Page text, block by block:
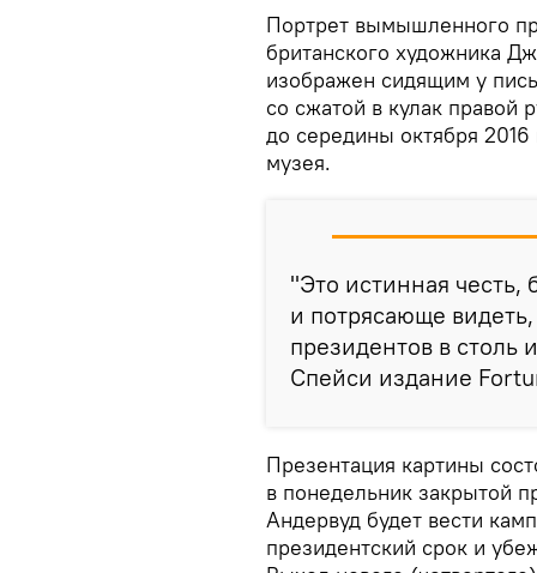
Портрет вымышленного
британского художника
изображен сидящим у
со сжатой в кулак правой
до середины октября
музея.
"Это истинная
и потрясающе
президентов в столь
Спейси издание
Презентация картины
в понедельник закрытой
Андервуд будет вести
президентский срок и